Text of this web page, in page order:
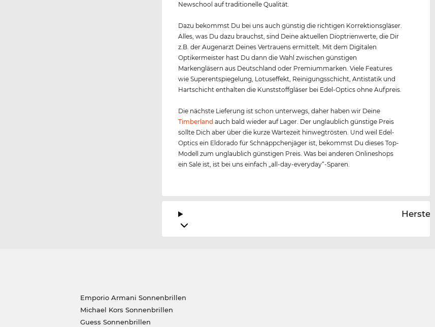
Newschool auf traditionelle Qualität.
Dazu bekommst Du bei uns auch günstig die richtigen Korrektionsgläser.
Alles, was Du dazu brauchst, sind Deine aktuellen Dioptrienwerte, die Dir
z.B. der Augenarzt Deines Vertrauens ermittelt. Mit dem Digitalen
Optikermeister hast Du dann die Wahl zwischen günstigen
Markengläsern aus Deutschland oder Premiummarken. Viele Features
wie Superentspiegelung, Lotuseffekt, Reinigungsschicht, Antistatik und
Hartschicht enthalten die Kunststoffgläser bei Edel-Optics ohne Aufpreis.
Die nächste Lieferung ist schon unterwegs, daher haben wir Deine
Timberland auch bald wieder auf Lager. Der unglaublich günstige Preis
sollte Dich aber über die kurze Wartezeit hinwegtrösten. Und weil Edel-
Optics ein Eldorado für Schnäppchenjäger ist, bekommst Du dieses Top-
Modell zum unglaublich günstigen Preis. Was bei anderen Onlineshops
ein Sale ist, ist bei uns einfach „all-day-everyday“-Sparen.
Emporio Armani Sonnenbrillen
Michael Kors Sonnenbrillen
Guess Sonnenbrillen